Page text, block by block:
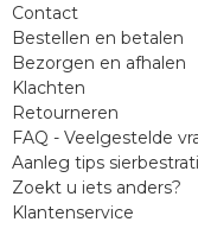
Contact
Bestellen en betalen
Bezorgen en afhalen
Klachten
Retourneren
FAQ - Veelgestelde
Aanleg tips
Zoekt u iets anders?
Klantenservice